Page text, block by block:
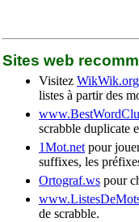
Sites web
Visitez WikWik.org
listes à partir des
scrabble duplicate
1Mot.net pour
suffixes, les
Ortograf.ws pour
de scrabble.